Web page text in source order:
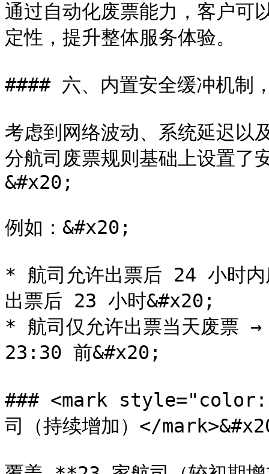
通过自动化废票能力，客户可
定性，提升整体服务体验。
#### 六、内置安全缓冲机制
考虑到网络波动、系统延迟以
分航司废票规则基础上设置了
&#x20;
例如：&#x20;
* 航司允许出票后 24 小时内
出票后 23 小时&#x20;
* 航司仅允许出票当天废票
23:30 前&#x20;
### <mark
司（持续增加）</